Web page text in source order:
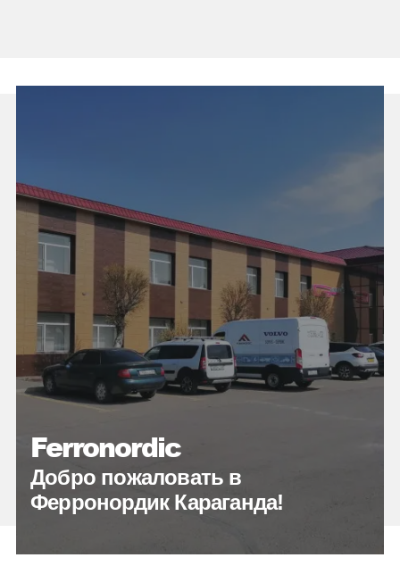
Ferronordic
Добро пожаловать в
Ферронордик Караганда!